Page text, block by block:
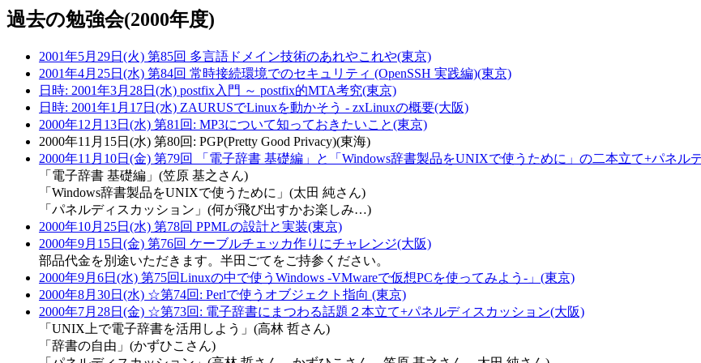
過去の勉強会(2000年度)
2001年5月29日(火) 第85回 多言語ドメイン技術のあれやこれや(東京)
2001年4月25日(水) 第84回 常時接続環境でのセキュリティ (OpenSSH 実践編)(東京)
日時: 2001年3月28日(水) postfix入門 ～ postfix的MTA考究(東京)
日時: 2001年1月17日(水) ZAURUSでLinuxを動かそう - zxLinuxの概要(大阪)
2000年12月13日(水) 第81回: MP3について知っておきたいこと(東京)
2000年11月15日(水) 第80回: PGP(Pretty Good Privacy)(東海)
2000年11月10日(金) 第79回 「電子辞書 基礎編」と「Windows辞書製品をUNIXで使うために」の二本立て+パネル
「電子辞書 基礎編」(笠原 基之さん)
「Windows辞書製品をUNIXで使うために」(太田 純さん)
「パネルディスカッション」(何が飛び出すかお楽しみ…)
2000年10月25日(水) 第78回 PPMLの設計と実装(東京)
2000年9月15日(金) 第76回 ケーブルチェッカ作りにチャレンジ(大阪)
部品代金を別途いただきます。半田ごてをご持参ください。
2000年9月6日(水) 第75回Linuxの中で使うWindows -VMwareで仮想PCを使ってみよう-」(東京)
2000年8月30日(水) ☆第74回: Perlで使うオブジェクト指向 (東京)
2000年7月28日(金) ☆第73回: 電子辞書にまつわる話題２本立て+パネルディスカッション(大阪)
「UNIX上で電子辞書を活用しよう」(高林 哲さん)
「辞書の自由」(かずひこさん)